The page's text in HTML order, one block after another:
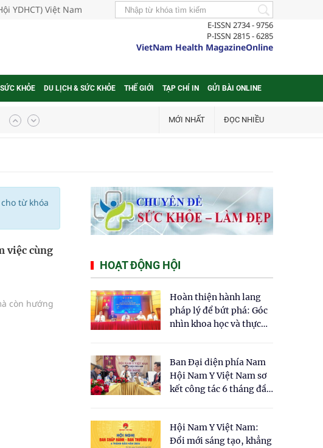
YDHCT) Việt Nam
E-ISSN 2734 - 9756
P-ISSN 2815 - 6285
VietNam Health MagazineOnline
KHỎE DU LỊCH & SỨC KHỎE THẾ GIỚI TẠP CHÍ IN GỬI BÀI ONLINE
MỚI NHẤT ĐỌC NHIỀU
từ khóa
việc cùng
còn hướng
HOẠT ĐỘNG HỘI
Hoàn thiện hành lang
pháp lý để bứt phá: Góc
nhìn khoa học và thực
cho Luật Y dược cổ
truyền Việt Nam"
Ban Đại diện phía Nam
Hội Nam Y Việt Nam sơ
kết công tác 6 tháng đầu
Hội Nam Y Việt Nam:
Đổi mới sáng tạo, khẳng